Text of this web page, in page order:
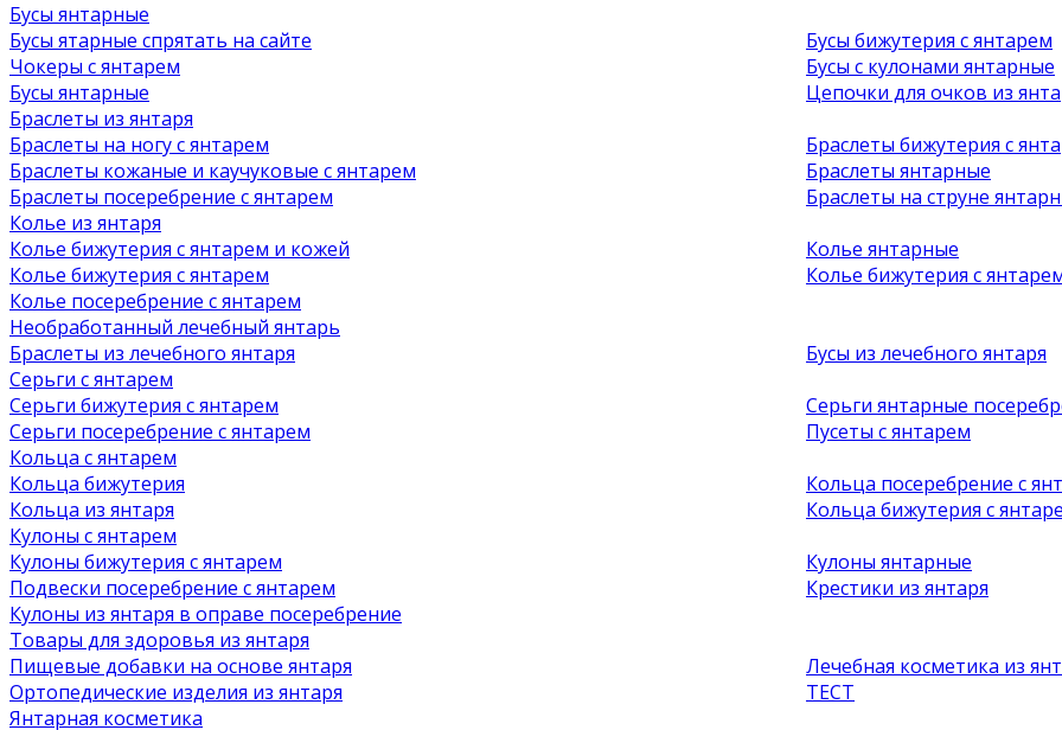
Бусы янтарные
Бусы ятарные спрятать на сайте
Чокеры с янтарем
Бусы янтарные
Бусы бижутерия с янтарем
Бусы с кулонами янтарные
Цепочки для очков из
Браслеты из янтаря
Браслеты на ногу с янтарем
Браслеты кожаные и каучуковые с янтарем
Браслеты посеребрение с янтарем
Браслеты бижутерия с
Браслеты янтарные
Браслеты на струне
Колье из янтаря
Колье бижутерия с янтарем и кожей
Колье бижутерия с янтарем
Колье посеребрение с янтарем
Колье янтарные
Колье бижутерия с
Необработанный лечебный янтарь
Браслеты из лечебного янтаря
Бусы из лечебного янтаря
Серьги с янтарем
Серьги бижутерия с янтарем
Серьги посеребрение с янтарем
Серьги янтарные
Пусеты с янтарем
Кольца с янтарем
Кольца бижутерия
Кольца из янтаря
Кольца посеребрение с
Кольца бижутерия с
Кулоны с янтарем
Кулоны бижутерия с янтарем
Подвески посеребрение с янтарем
Кулоны из янтаря в оправе посеребрение
Кулоны янтарные
Крестики из янтаря
Товары для здоровья из янтаря
Пищевые добавки на основе янтаря
Ортопедические изделия из янтаря
Янтарная косметика
Лечебная косметика из
ТЕСТ